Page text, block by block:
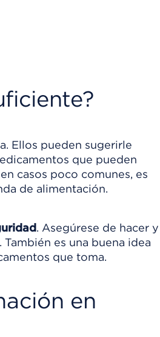
Ellos pueden sugerirle
que pueden
casos poco comunes, es
de alimentación.
. Asegúrese de hacer y
es una buena idea
que toma.
en